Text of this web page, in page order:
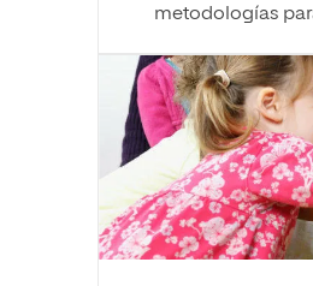
metodologías